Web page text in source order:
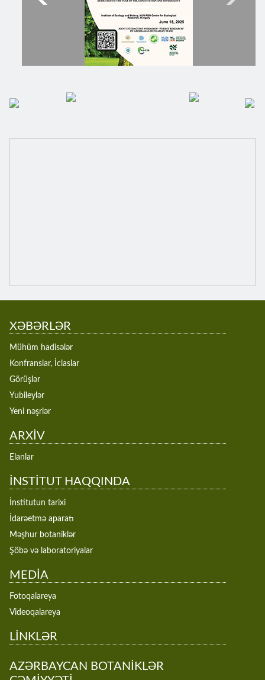
XƏBƏRLƏR
Mühüm hadisələr
Konfranslar, İclaslar
Görüşlər
Yubileylər
Yeni nəşrlər
ARXİV
Elanlar
İNSTİTUT HAQQINDA
İnstitutun tarixi
İdarəetmə aparatı
Məşhur botaniklər
Şöbə və laboratoriyalar
MEDİA
Fotoqalareya
Videoqalareya
LİNKLƏR
AZƏRBAYCAN BOTANİKLƏR